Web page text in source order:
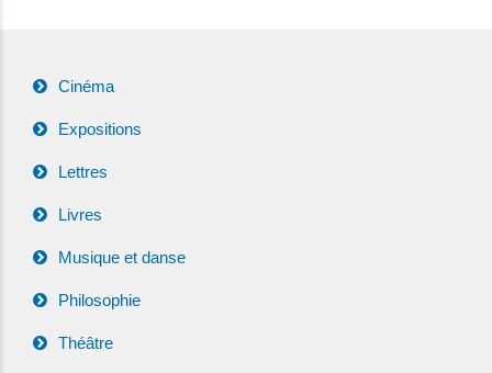
Cinéma
Expositions
Lettres
Livres
Musique et danse
Philosophie
Théâtre